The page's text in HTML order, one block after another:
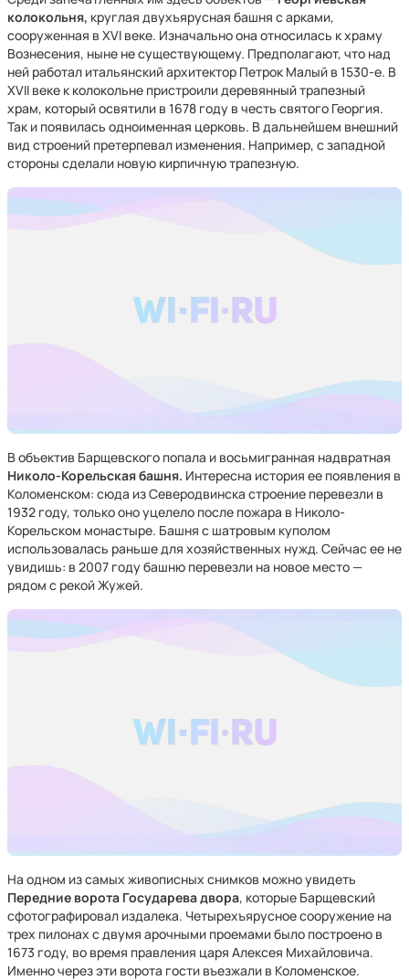
колокольня, круглая двухъярусная башня с арками,
сооруженная в XVI веке. Изначально она относилась к храму
Вознесения, ныне не существующему. Предполагают, что над
ней работал итальянский архитектор Петрок Малый в 1530-е. В
XVII веке к колокольне пристроили деревянный трапезный
храм, который освятили в 1678 году в честь святого Георгия.
Так и появилась одноименная церковь. В дальнейшем внешний
вид строений претерпевал изменения. Например, с западной
стороны сделали новую кирпичную трапезную.
В объектив Барщевского попала и восьмигранная надвратная
Николо-Корельская башня. Интересна история ее появления в
Коломенском: сюда из Северодвинска строение перевезли в
1932 году, только оно уцелело после пожара в Николо-
Корельском монастыре. Башня с шатровым куполом
использовалась раньше для хозяйственных нужд. Сейчас ее не
увидишь: в 2007 году башню перевезли на новое место —
рядом с рекой Жужей.
На одном из самых живописных снимков можно увидеть
Передние ворота Государева двора, которые Барщевский
сфотографировал издалека. Четырехъярусное сооружение на
трех пилонах с двумя арочными проемами было построено в
1673 году, во время правления царя Алексея Михайловича.
Именно через эти ворота гости въезжали в Коломенское.